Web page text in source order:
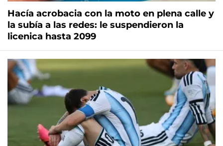
Hacía acrobacia con la moto en plena calle y
la subía a las redes: le suspendieron la
licenica hasta 2099